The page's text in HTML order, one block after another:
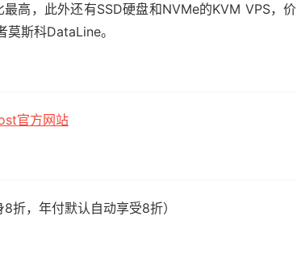
高，此外还有SSD硬盘和NVMe的KVM VPS，价
斯科DataLine。
官方网站
8折，年付默认自动享受8折）